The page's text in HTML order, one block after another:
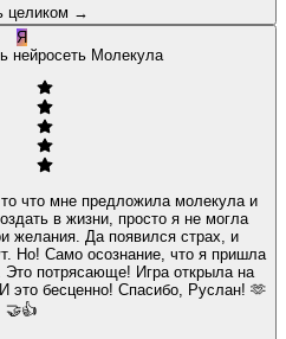
целиком →
Я
нейросеть Молекула
что мне предложила молекула и
в жизни, просто я не могла
желания. Да появился страх, и
Но! Само осознание, что я пришла
Игра открыла на
это бесценно! Спасибо, Руслан! 🫶
🤝👍